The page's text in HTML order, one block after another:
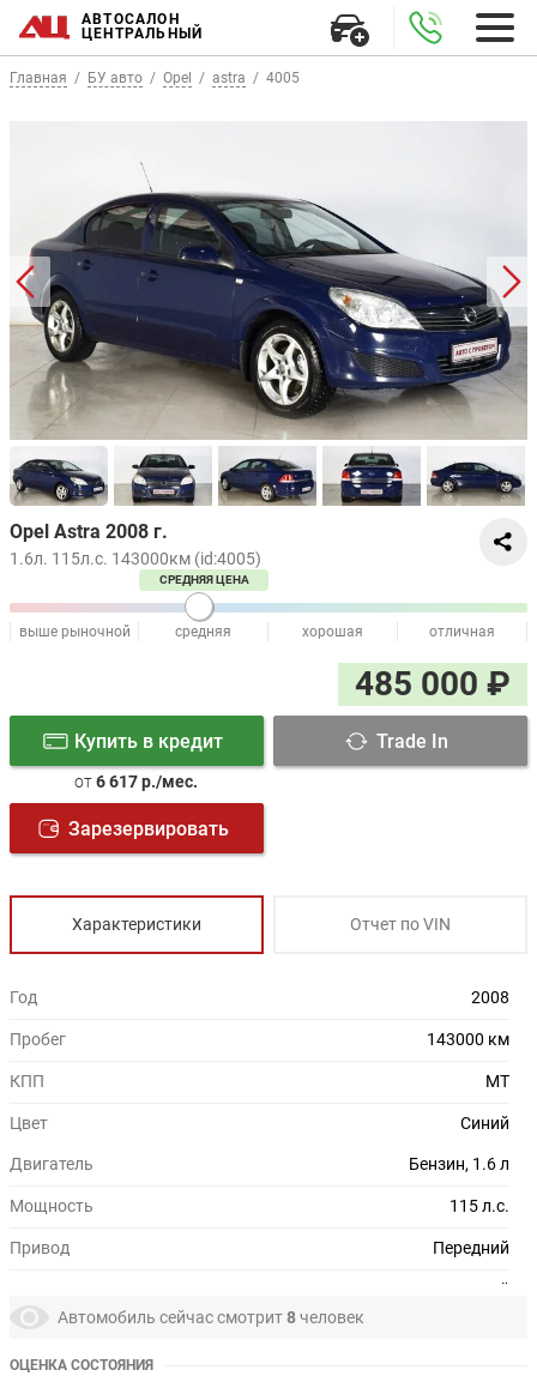
АВТОСАЛОН
ЦЕНТРАЛЬНЫЙ
Главная БУ авто Opel astra 4005
Opel Astra 2008 г.
1.6л. 115л.с. 143000км (id:4005)
СРЕДНЯЯ ЦЕНА
выше рыночной средняя хорошая отличная
485 000 ₽
Купить в кредит
от6 617 р./мес.
Trade In
Зарезервировать
Характеристики Отчет по VIN
Год 2008
Пробег 143000 км
КПП MT
Цвет Синий
Двигатель Бензин, 1.6 л
Мощность 115 л.с.
Привод Передний
Левый
Автомобиль сейчас смотрит8человек
ОЦЕНКА СОСТОЯНИЯ